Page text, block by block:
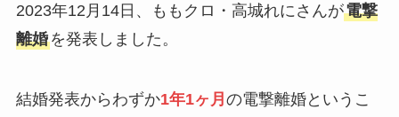
2023年12月14日、ももクロ・高城れにさんが電撃
離婚を発表しました。
結婚発表からわずか1年1ヶ月 の電撃離婚というこ